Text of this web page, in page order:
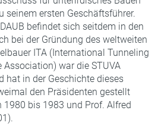
seinem ersten Geschäftsführer.
befindet sich seitdem in den
bei der Gründung des weltweiten
ITA (International Tunneling
Association) war die STUVA
hat in der Geschichte dieses
den Präsidenten gestellt
1980 bis 1983 und Prof. Alfred